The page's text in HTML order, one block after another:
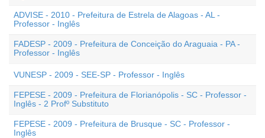
ADVISE - 2010 - Prefeitura de Estrela de Alagoas - AL -
Professor - Inglês
FADESP - 2009 - Prefeitura de Conceição do Araguaia - PA -
Professor - Inglês
VUNESP - 2009 - SEE-SP - Professor - Inglês
FEPESE - 2009 - Prefeitura de Florianópolis - SC - Professor -
Inglês - 2 Profº Substituto
FEPESE - 2009 - Prefeitura de Brusque - SC - Professor -
Inglês